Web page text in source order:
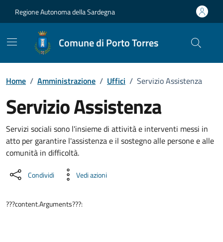
Regione Autonoma della Sardegna
Comune di Porto Torres
Home / Amministrazione / Uffici / Servizio Assistenza
Servizio Assistenza
Dettaglio dell'unità
Servizi sociali sono l'insieme di attività e interventi messi in
atto per garantire l'assistenza e il sostegno alle persone e alle
comunità in difficoltà.
Condividi Vedi azioni
???content.Arguments???: